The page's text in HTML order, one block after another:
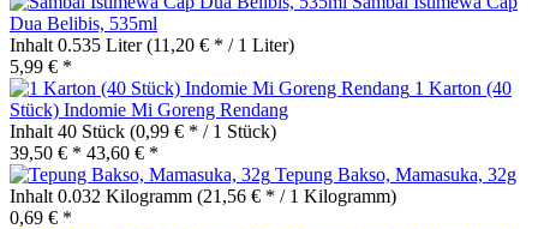
Dua Belibis, 535ml
Inhalt 0.535 Liter(11,20 € * / 1 Liter)
5,99 € *
1 Karton (40
Stück) Indomie Mi Goreng Rendang
Inhalt 40 Stück (0,99 € * / 1 Stück)
39,50 € * 43,60 € *
Tepung Bakso, Mamasuka, 32g
Inhalt 0.032 Kilogramm (21,56 € * / 1 Kilogramm)
0,69 € *